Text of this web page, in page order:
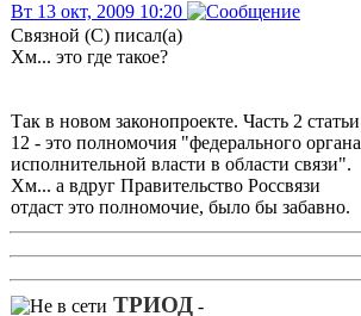
Вт 13 окт, 2009 10:20
Связной (С) писал(а)
Хм... это где такое?
Так в новом законопроекте. Часть 2 статьи
12 - это полномочия "федерального органа
исполнительной власти в области связи".
Хм... а вдруг Правительство Россвязи
отдаст это полномочие, было бы забавно.
ТРИОД -